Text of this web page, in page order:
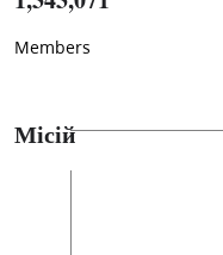
Members
Місій